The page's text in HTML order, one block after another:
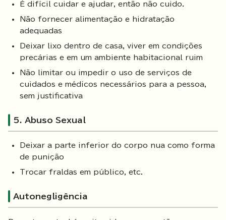
É difícil cuidar e ajudar, então não cuido.
Não fornecer alimentação e hidratação
adequadas
Deixar lixo dentro de casa, viver em condições
precárias e em um ambiente habitacional ruim
Não limitar ou impedir o uso de serviços de
cuidados e médicos necessários para a pessoa,
sem justificativa
5. Abuso Sexual
Deixar a parte inferior do corpo nua como forma
de punição
Trocar fraldas em público, etc.
Autonegligência